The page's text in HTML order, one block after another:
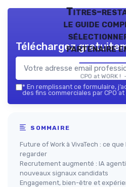
Titres-
le guide
partenaire
CPO at WORK !
Téléchargez
* En remplissant ce formulaire,
des fins commerciales par CPO at
SOMMAIRE
Future of Work à VivaTech : ce
regarder
Recrutement augmenté : IA
nouveaux signaux candidats
Engagement, bien-être et